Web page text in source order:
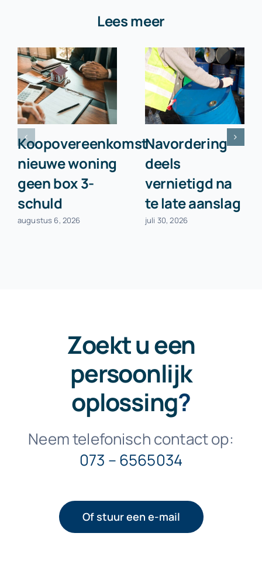
Lees meer
Koopovereenkomst
nieuwe woning
geen box 3-
schuld
augustus 6, 2026
Navordering
deels
vernietigd na
te late aanslag
juli 30, 2026
Zoekt u een
persoonlijk
oplossing?
Neem telefonisch contact op:
073 – 6565034
Of stuur een e-mail